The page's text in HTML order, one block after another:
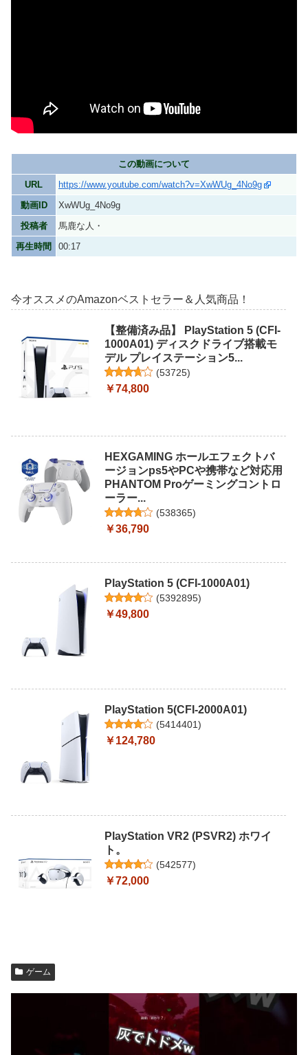
この動画について
URL
https://www.youtube.com/watch?v=XwWUg_4No9g
動画ID
XwWUg_4No9g
投稿者
馬鹿な人・
再生時間
00:17
今オススメのAmazonベストセラー＆人気商品！
【整備済み品】 PlayStation 5 (CFI-
1000A01) ディスクドライブ搭載モ
デル プレイステーション5...
(53725)
￥74,800
HEXGAMING ホールエフェクトバ
ージョンps5やPCや携帯など対応用
PHANTOM Proゲーミングコントロ
ーラー...
(538365)
￥36,790
PlayStation 5 (CFI-1000A01)
(5392895)
￥49,800
PlayStation 5(CFI-2000A01)
(5414401)
￥124,780
PlayStation VR2 (PSVR2) ホワイ
ト。
(542577)
￥72,000
ゲーム